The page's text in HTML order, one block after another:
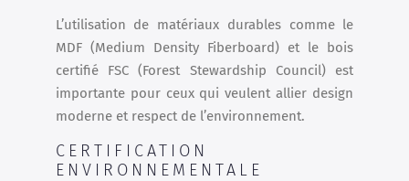
L’utilisation de matériaux durables comme le
MDF (Medium Density Fiberboard) et le bois
certifié FSC (Forest Stewardship Council) est
importante pour ceux qui veulent allier design
moderne et respect de l’environnement.
CERTIFICATION
ENVIRONNEMENTALE